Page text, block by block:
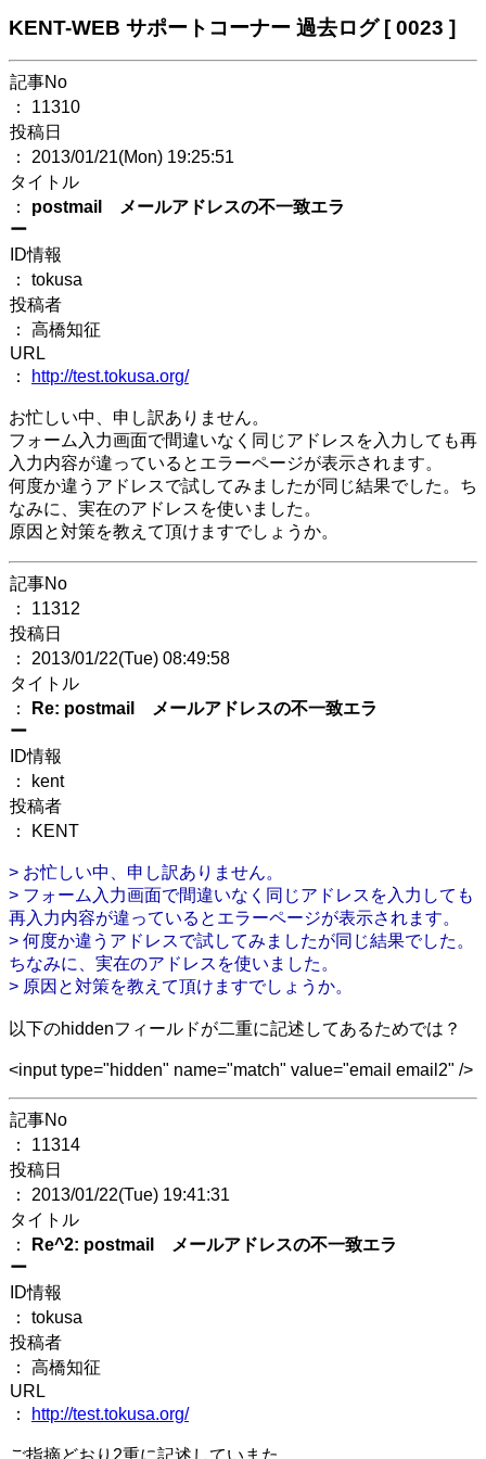
KENT-WEB サポートコーナー 過去ログ [ 0023 ]
記事No
： 11310
投稿日
： 2013/01/21(Mon) 19:25:51
タイトル
： postmail メールアドレスの不一致エラ
ー
ID情報
： tokusa
投稿者
： 高橋知征
URL
：
http://test.tokusa.org/
お忙しい中、申し訳ありません。
フォーム入力画面で間違いなく同じアドレスを入力しても再
入力内容が違っているとエラーページが表示されます。
何度か違うアドレスで試してみましたが同じ結果でした。ち
なみに、実在のアドレスを使いました。
原因と対策を教えて頂けますでしょうか。
記事No
： 11312
投稿日
： 2013/01/22(Tue) 08:49:58
タイトル
：
Re: postmail メールアドレスの不一致エラ
ー
ID情報
： kent
投稿者
： KENT
> お忙しい中、申し訳ありません。
> フォーム入力画面で間違いなく同じアドレスを入力しても
再入力内容が違っているとエラーページが表示されます。
> 何度か違うアドレスで試してみましたが同じ結果でした。
ちなみに、実在のアドレスを使いました。
> 原因と対策を教えて頂けますでしょうか。
以下のhiddenフィールドが二重に記述してあるためでは？
<input type="hidden" name="match" value="email email2" />
記事No
： 11314
投稿日
： 2013/01/22(Tue) 19:41:31
タイトル
：
Re^2: postmail メールアドレスの不一致エラ
ー
ID情報
： tokusa
投稿者
： 高橋知征
URL
：
http://test.tokusa.org/
ご指摘どおり2重に記述していまた。